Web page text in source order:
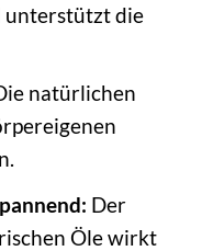
unterstützt die
natürlichen
Der
Öle wirkt